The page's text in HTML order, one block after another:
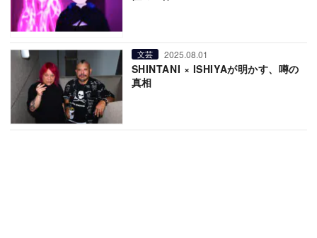
文芸 2025.08.01
SHINTANI × ISHIYAが明かす、噂の
真相